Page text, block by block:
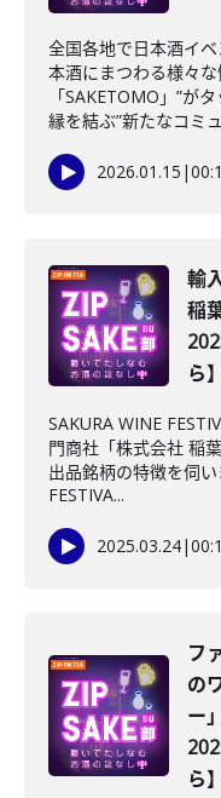
全国各地で日本酒イ
本酒にまつわる様々
「SAKETOMO」”が
縁を結ぶ”新たなコミ
2026.01.15 |
輸
稲
ら】
SAKURA WINE
門商社「株式会社 稲
出品銘柄の特徴を伺
FESTIVA...
2025.03.24|
フ
の
ー
ら】